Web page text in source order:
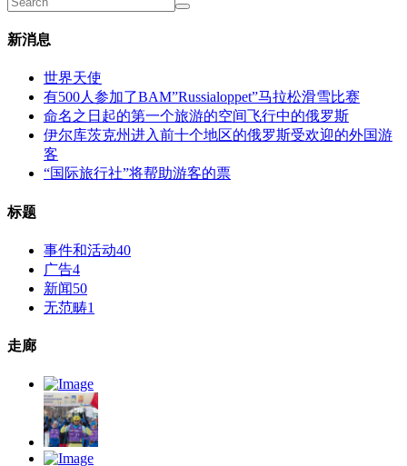
新消息
世界天使
有500人参加了BAM”Russialoppet”马拉松滑雪比赛
命名之日起的第一个旅游的空间飞行中的俄罗斯
伊尔库茨克州进入前十个地区的俄罗斯受欢迎的外国游
客
“国际旅行社”将帮助游客的票
标题
事件和活动40
广告4
新闻50
无范畴1
走廊